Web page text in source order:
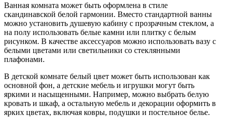
Ванная комната может быть оформлена в стиле
скандинавской белой гармонии. Вместо стандартной ванны
можно установить душевую кабину с прозрачным стеклом, а
на полу использовать белые камни или плитку с белым
рисунком. В качестве аксессуаров можно использовать вазу с
белыми цветами или светильники со стеклянными
плафонами.
В детской комнате белый цвет может быть использован как
основной фон, а детские мебель и игрушки могут быть
яркими и насыщенными. Например, можно выбрать белую
кровать и шкаф, а остальную мебель и декорации оформить в
ярких цветах, включая ковры, подушки и постельное белье.